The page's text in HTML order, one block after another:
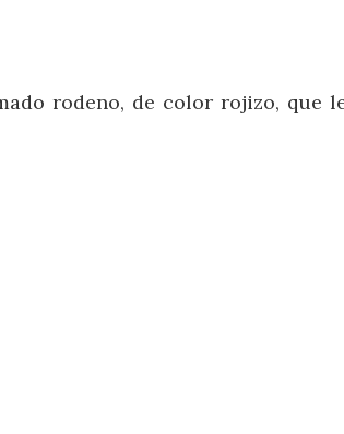
rodeno, de color rojizo, que